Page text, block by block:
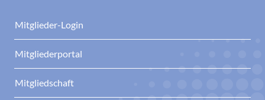
Mitglieder-Login
Mitgliederportal
Mitgliedschaft